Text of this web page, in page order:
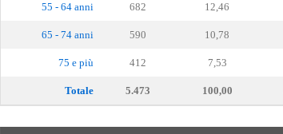
55 - 64 anni 682 12,46
65 - 74 anni 590 10,78
75 e più 412 7,53
Totale 5.473 100,00